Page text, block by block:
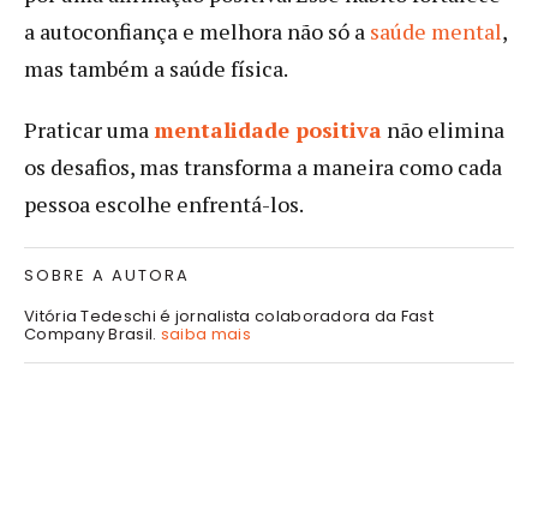
a autoconfiança e melhora não só a saúde mental,
mas também a saúde física.
Praticar umamentalidade positiva não elimina
os desafios, mas transforma a maneira como cada
pessoa escolhe enfrentá-los.
SOBRE A AUTORA
Vitória Tedeschi é jornalista colaboradora da Fast
Company Brasil. saiba mais